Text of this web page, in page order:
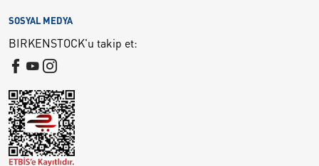
SOSYAL MEDYA
BIRKENSTOCK'u takip et: